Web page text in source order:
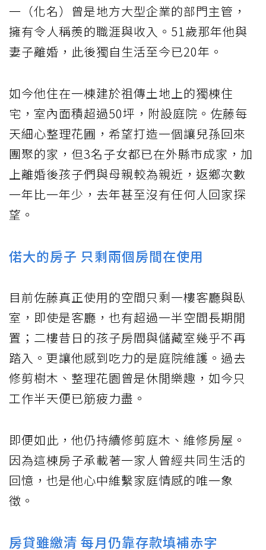
一（化名）曾是地方大型企業的部門主管，
擁有令人稱羨的職涯與收入。51歲那年他與
妻子離婚，此後獨自生活至今已20年。
如今他住在一棟建於祖傳土地上的獨棟住
宅，室內面積超過50坪，附設庭院。佐藤每
天細心整理花圃，希望打造一個讓兒孫回來
團聚的家，但3名子女都已在外縣市成家，加
上離婚後孩子們與母親較為親近，返鄉次數
一年比一年少，去年甚至沒有任何人回家探
望。
偌大的房子 只剩兩個房間在使用
目前佐藤真正使用的空間只剩一樓客廳與臥
室，即使是客廳，也有超過一半空間長期閒
置；二樓昔日的孩子房間與儲藏室幾乎不再
踏入。更讓他感到吃力的是庭院維護。過去
修剪樹木、整理花園曾是休閒樂趣，如今只
工作半天便已筋疲力盡。
即便如此，他仍持續修剪庭木、維修房屋。
因為這棟房子承載著一家人曾經共同生活的
回憶，也是他心中維繫家庭情感的唯一象
徵。
房貸雖繳清 每月仍靠存款填補赤字